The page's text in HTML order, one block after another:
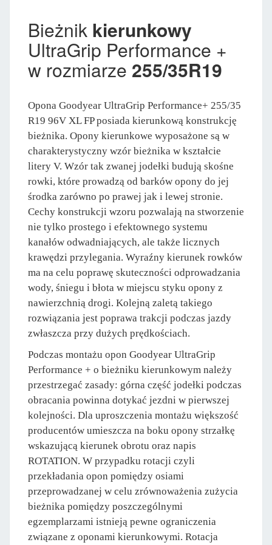
Bieżnik kierunkowy
UltraGrip Performance +
w rozmiarze 255/35R19
Opona Goodyear UltraGrip Performance+ 255/35
R19 96V XL FP posiada kierunkową konstrukcję
bieżnika. Opony kierunkowe wyposażone są w
charakterystyczny wzór bieżnika w kształcie
litery V. Wzór tak zwanej jodełki budują skośne
rowki, które prowadzą od barków opony do jej
środka zarówno po prawej jak i lewej stronie.
Cechy konstrukcji wzoru pozwalają na stworzenie
nie tylko prostego i efektownego systemu
kanałów odwadniających, ale także licznych
krawędzi przylegania. Wyraźny kierunek rowków
ma na celu poprawę skuteczności odprowadzania
wody, śniegu i błota w miejscu styku opony z
nawierzchnią drogi. Kolejną zaletą takiego
rozwiązania jest poprawa trakcji podczas jazdy
zwłaszcza przy dużych prędkościach.
Podczas montażu opon Goodyear UltraGrip
Performance + o bieżniku kierunkowym należy
przestrzegać zasady: górna część jodełki podczas
obracania powinna dotykać jezdni w pierwszej
kolejności. Dla uproszczenia montażu większość
producentów umieszcza na boku opony strzałkę
wskazującą kierunek obrotu oraz napis
ROTATION. W przypadku rotacji czyli
przekładania opon pomiędzy osiami
przeprowadzanej w celu zrównoważenia zużycia
bieżnika pomiędzy poszczególnymi
egzemplarzami istnieją pewne ograniczenia
związane z oponami kierunkowymi. Rotacja